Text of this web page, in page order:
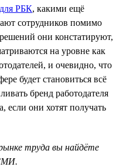
РБК, какими ещё
сотрудников помимо
они констатируют,
на уровне как
и очевидно, что
будет становиться всё
бренд работодателя
если они хотят получать
труда вы найдёте